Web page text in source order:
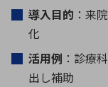
導入目的 ：来
化
活用例 ：診療
出し補助